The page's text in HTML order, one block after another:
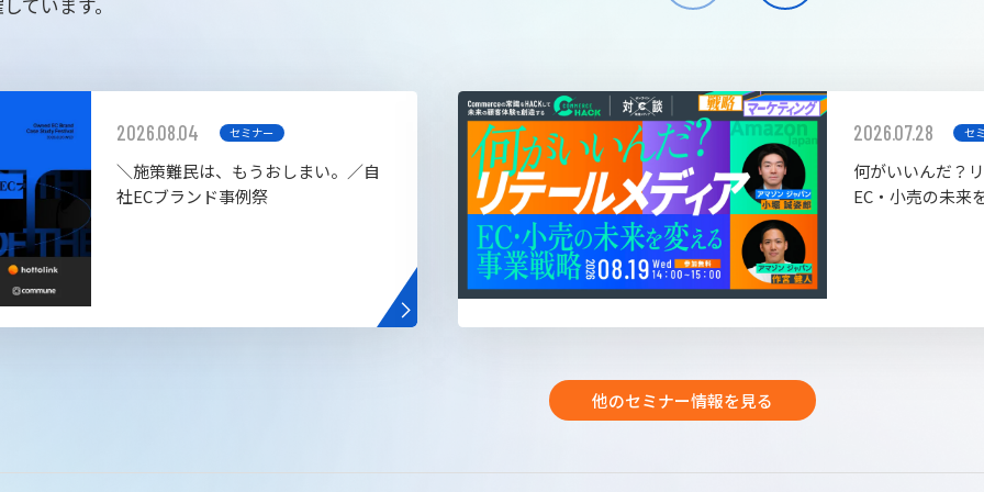
ています。
2026.08.04 セミナー
＼施策難民は、もうおしまい。／自
社ECブランド事例祭
2026.07.28 セ
何がいいんだ？
EC・小売の未来
他のセミナー情報を見る